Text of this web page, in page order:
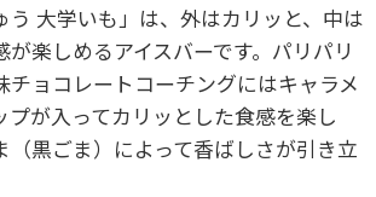
う 大学いも」は、外はカリッと、中は
が楽しめるアイスバーです。パリパリ
チョコレートコーチングにはキャラメ
プが入ってカリッとした食感を楽し
（黒ごま）によって香ばしさが引き立